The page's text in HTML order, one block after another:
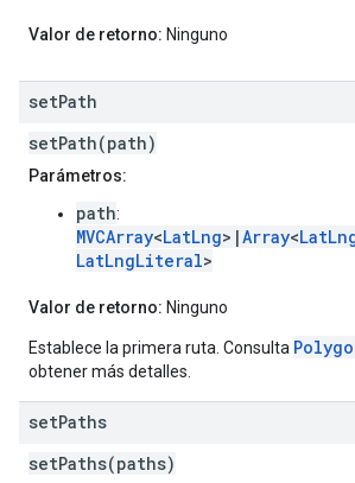
Valor de retorno: Ninguno
setPath
setPath(path)
Parámetros:
path:
MVCArray<LatLng>|Array<
LatLngLiteral>
Valor de retorno: Ninguno
Establece la primera ruta. Consulta
obtener más detalles.
setPaths
setPaths(paths)